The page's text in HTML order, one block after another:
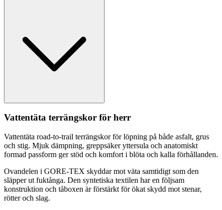
Vattentäta terrängskor för herr
Vattentäta road-to-trail terrängskor för löpning på både asfalt, grus
och stig. Mjuk dämpning, greppsäker yttersula och anatomiskt
formad passform ger stöd och komfort i blöta och kalla förhållanden.
Ovandelen i GORE-TEX skyddar mot väta samtidigt som den
släpper ut fuktånga. Den syntetiska textilen har en följsam
konstruktion och tåboxen är förstärkt för ökat skydd mot stenar,
rötter och slag.